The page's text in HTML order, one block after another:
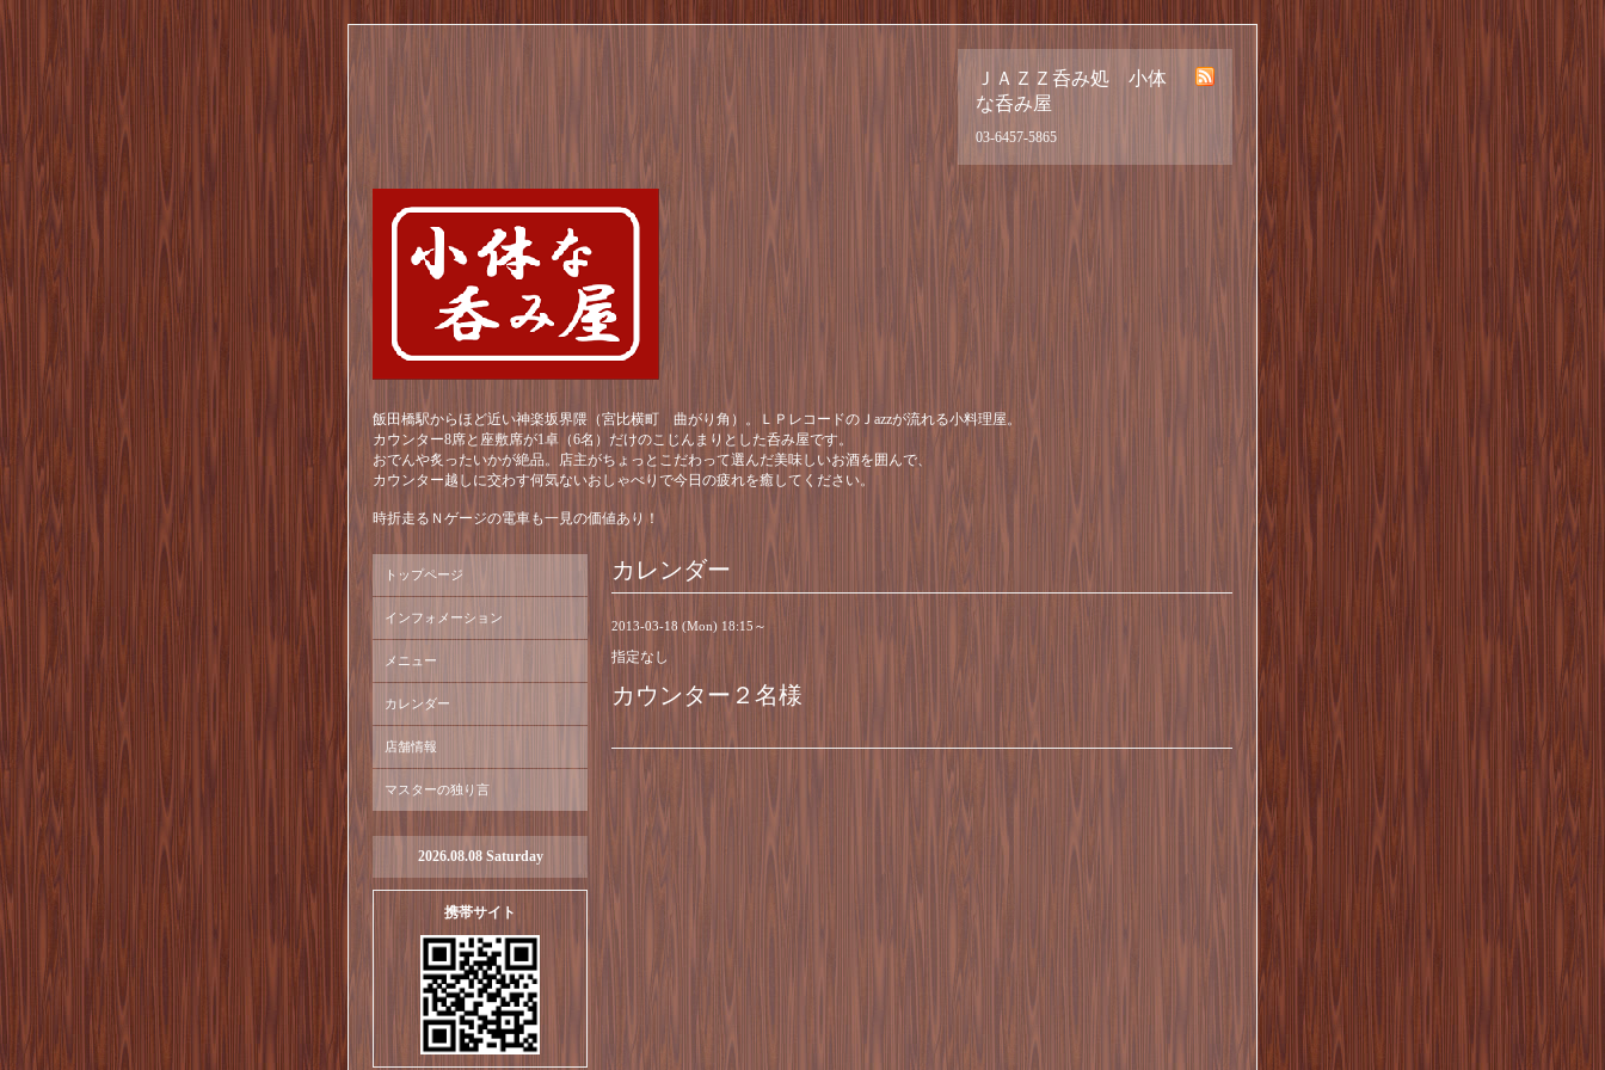
ＪＡＺＺ呑み処 小体
な呑み屋
03-6457-5865
飯田橋駅からほど近い神楽坂界隈（宮比横町 曲がり角）。ＬＰレコードのＪazzが流れる小料理屋。
カウンター8席と座敷席が1卓（6名）だけのこじんまりとした呑み屋です。
おでんや炙ったいかが絶品。店主がちょっとこだわって選んだ美味しいお酒を囲んで、
カウンター越しに交わす何気ないおしゃべりで今日の疲れを癒してください。
時折走るＮゲージの電車も一見の価値あり！
カレンダー
2013-03-18 (Mon) 18:15～
指定なし
カウンター２名様
トップページ
インフォメーション
メニュー
カレンダー
店舗情報
マスターの独り言
2026.08.08 Saturday
携帯サイト